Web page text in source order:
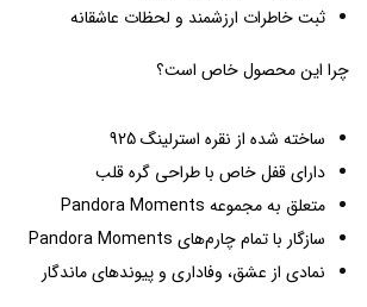
ثبت خاطرات ارزشمند و لحظات عاشقانه
چرا این محصول خاص است؟
ساخته شده از نقره استرلینگ 925
دارای قفل خاص با طراحی گره قلب
متعلق به مجموعه Pandora Moments
سازگار با تمام چارم‌های Pandora Moments
نمادی از عشق، وفاداری و پیوندهای ماندگار